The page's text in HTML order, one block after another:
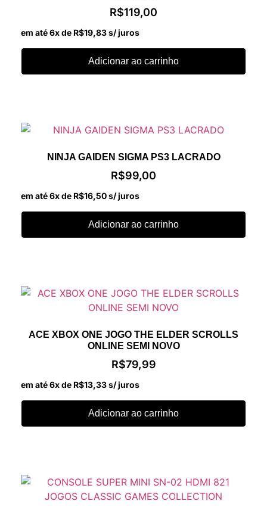
R$119,00
em até 6x de R$19,83s/ juros
Adicionar ao carrinho
NINJA GAIDEN SIGMA PS3 LACRADO
R$99,00
em até 6x de R$16,50s/ juros
Adicionar ao carrinho
ACE XBOX ONE JOGO THE ELDER SCROLLS
ONLINE SEMI NOVO
R$79,99
em até 6x de R$13,33s/ juros
Adicionar ao carrinho